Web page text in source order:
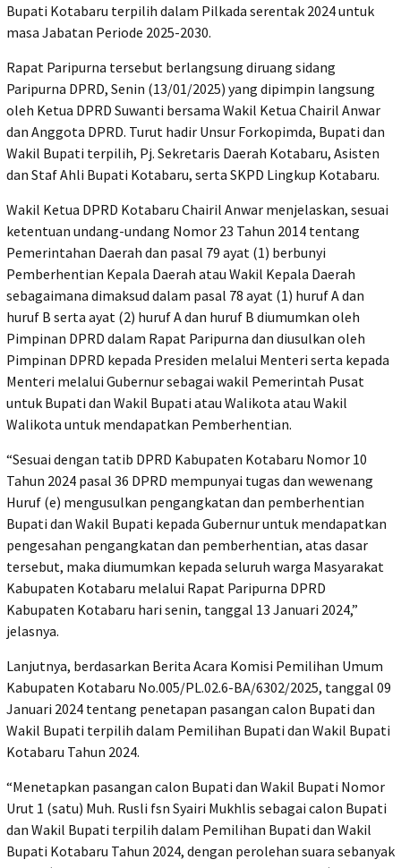
Bupati Kotabaru terpilih dalam Pilkada serentak 2024 untuk
masa Jabatan Periode 2025-2030.
Rapat Paripurna tersebut berlangsung diruang sidang
Paripurna DPRD, Senin (13/01/2025) yang dipimpin langsung
oleh Ketua DPRD Suwanti bersama Wakil Ketua Chairil Anwar
dan Anggota DPRD. Turut hadir Unsur Forkopimda, Bupati dan
Wakil Bupati terpilih, Pj. Sekretaris Daerah Kotabaru, Asisten
dan Staf Ahli Bupati Kotabaru, serta SKPD Lingkup Kotabaru.
Wakil Ketua DPRD Kotabaru Chairil Anwar menjelaskan, sesuai
ketentuan undang-undang Nomor 23 Tahun 2014 tentang
Pemerintahan Daerah dan pasal 79 ayat (1) berbunyi
Pemberhentian Kepala Daerah atau Wakil Kepala Daerah
sebagaimana dimaksud dalam pasal 78 ayat (1) huruf A dan
huruf B serta ayat (2) huruf A dan huruf B diumumkan oleh
Pimpinan DPRD dalam Rapat Paripurna dan diusulkan oleh
Pimpinan DPRD kepada Presiden melalui Menteri serta kepada
Menteri melalui Gubernur sebagai wakil Pemerintah Pusat
untuk Bupati dan Wakil Bupati atau Walikota atau Wakil
Walikota untuk mendapatkan Pemberhentian.
“Sesuai dengan tatib DPRD Kabupaten Kotabaru Nomor 10
Tahun 2024 pasal 36 DPRD mempunyai tugas dan wewenang
Huruf (e) mengusulkan pengangkatan dan pemberhentian
Bupati dan Wakil Bupati kepada Gubernur untuk mendapatkan
pengesahan pengangkatan dan pemberhentian, atas dasar
tersebut, maka diumumkan kepada seluruh warga Masyarakat
Kabupaten Kotabaru melalui Rapat Paripurna DPRD
Kabupaten Kotabaru hari senin, tanggal 13 Januari 2024,”
jelasnya.
Lanjutnya, berdasarkan Berita Acara Komisi Pemilihan Umum
Kabupaten Kotabaru No.005/PL.02.6-BA/6302/2025, tanggal 09
Januari 2024 tentang penetapan pasangan calon Bupati dan
Wakil Bupati terpilih dalam Pemilihan Bupati dan Wakil Bupati
Kotabaru Tahun 2024.
“Menetapkan pasangan calon Bupati dan Wakil Bupati Nomor
Urut 1 (satu) Muh. Rusli fsn Syairi Mukhlis sebagai calon Bupati
dan Wakil Bupati terpilih dalam Pemilihan Bupati dan Wakil
Bupati Kotabaru Tahun 2024, dengan perolehan suara sebanyak